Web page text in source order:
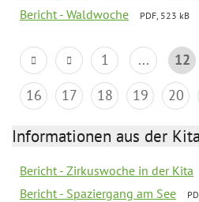
Bericht - Waldwoche PDF, 523 kB
1 ... 12
16
17 18 19 20
Informationen aus der
Bericht - Zirkuswoche in der Kita
Bericht - Spaziergang am See